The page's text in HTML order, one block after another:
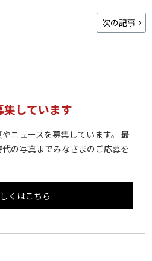
次の記事
しています
ニュースを募集しています。 最
の写真までみなさまのご応募を
くはこちら